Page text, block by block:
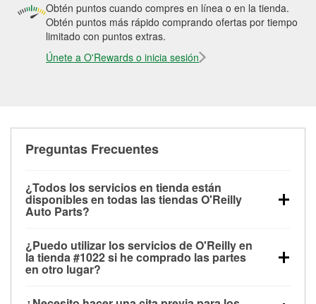
Obtén puntos cuando compres en línea o en la tienda.
Obtén puntos más rápido comprando ofertas por tiempo
limitado con puntos extras.
Únete a O'Rewards o inicia sesión
Preguntas Frecuentes
¿Todos los servicios en tienda están
disponibles en todas las tiendas O'Reilly
Auto Parts?
las pruebas de batería, pruebas de alternador y
motor de arranque, revisión de la luz “Check Engine”
con O'Reilly VeriScan® e instalación de
limpiaparabrisas o bombillas, están disponibles en
¿Puedo utilizar los servicios de O'Reilly en
la tienda #1022 si he comprado las partes
en otro lugar?